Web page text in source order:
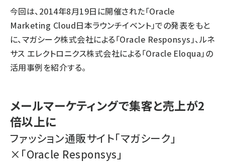
今回は、2014年8月19日に開催された「Oracle
Marketing Cloud日本ラウンチイベント」での発表をもと
に、マガシーク株式会社による「Oracle Responsys」、ルネ
サス エレクトロニクス株式会社による「Oracle Eloqua」の
活用事例を紹介する。
メールマーケティングで集客と売上が2
倍以上に
ファッション通販サイト「マガシーク」
×「Oracle Responsys」